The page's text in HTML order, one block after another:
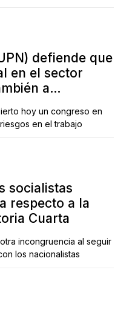
defiende que
en el sector
a…
hoy un congreso en
en el trabajo
socialistas
respecto a la
Cuarta
incongruencia al seguir
los nacionalistas